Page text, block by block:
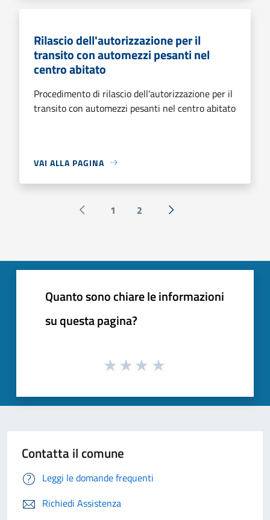
Rilascio dell'autorizzazione per il
transito con automezzi pesanti nel
centro abitato
Procedimento di rilascio dell'autorizzazione per il
transito con automezzi pesanti nel centro abitato
VAI ALLA PAGINA
Pagina precedente
1 2 Successiva »
Quanto sono chiare le informazioni
su questa pagina?
Contatta il comune
Leggi le domande frequenti
Richiedi Assistenza